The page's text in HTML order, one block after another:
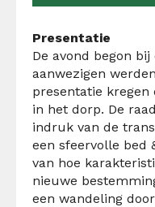
Presentatie
De avond begon
aanwezigen
presentatie kregen
in het dorp. De
indruk van de
een sfeervolle bed
van hoe
nieuwe
een wandeling